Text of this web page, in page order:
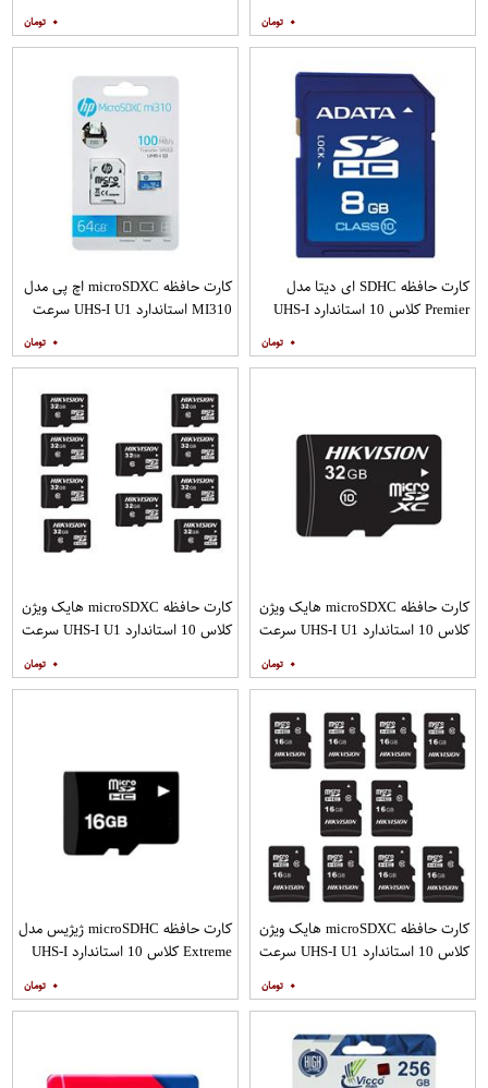
۰
گیگابایت به همراه آداپتور SD
۰
کارت حافظه SDHC ای دیتا مدل
Premier کلاس 10 استاندارد UHS-I
گیگابایت
۰
کارت حافظه microSDXC اچ پی مدل
MI310 استاندارد UHS-I U1 سرعت
همراه آداپتور SD
۰
کارت حافظه microSDXC هایک ویژن
کلاس 10 استاندارد UHS-I U1 سرعت
۰
کارت حافظه microSDXC هایک ویژن
کلاس 10 استاندارد UHS-I U1 سرعت
100MBps ظرفیت 32 گیگابایت بسته
10 عددی
۰
کارت حافظه microSDXC هایک ویژن
کلاس 10 استاندارد UHS-I U1 سرعت
80MBps ظرفیت 16 گیگابایت بسته
10 عددی
۰
کارت حافظه microSDHC ژیژیس مدل
Extreme کلاس 10 استاندارد UHS-I
گیگابایت
۰